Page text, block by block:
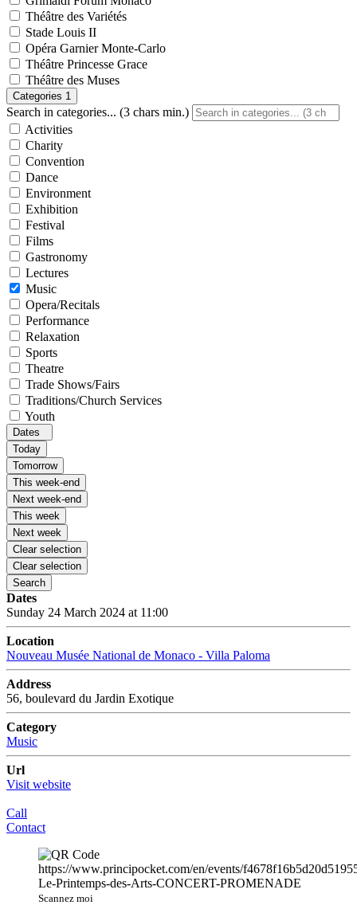
Théâtre des Variétés
Stade Louis II
Opéra Garnier Monte-Carlo
Théâtre Princesse Grace
Théâtre des Muses
Categories 1
Search in categories... (3 chars min.)
Activities
Charity
Convention
Dance
Environment
Exhibition
Festival
Films
Gastronomy
Lectures
Music
Opera/Recitals
Performance
Relaxation
Sports
Theatre
Trade Shows/Fairs
Traditions/Church Services
Youth
Dates
Today
Tomorrow
This week-end
Next week-end
This week
Next week
Clear selection
Clear selection
Search
Dates
Sunday 24 March 2024 at 11:00
Location
Nouveau Musée National de Monaco - Villa Paloma
Address
56, boulevard du Jardin Exotique
Category
Music
Url
Visit website
Call
Contact
Scannez moi